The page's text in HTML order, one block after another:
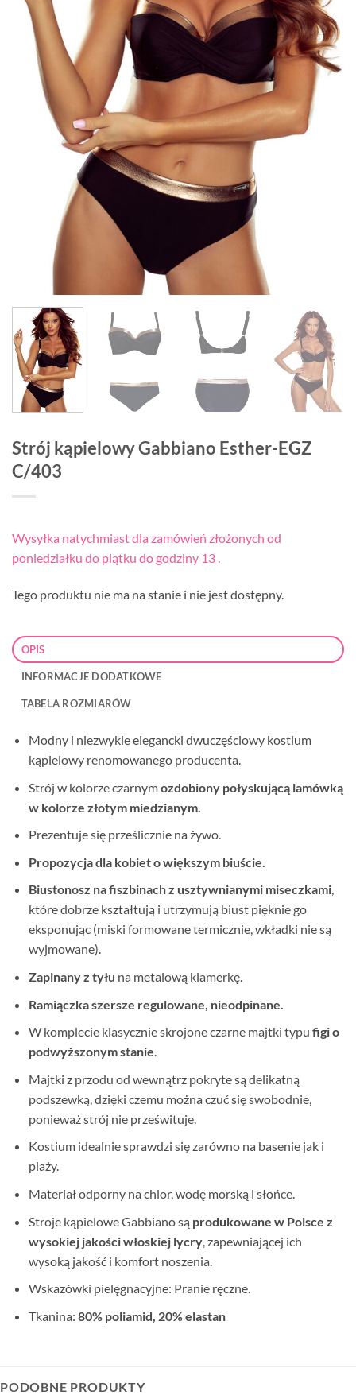
Strój kąpielowy Gabbiano Esther-EGZ
C/403
Wysyłka natychmiast dla zamówień złożonych od
poniedziałku do piątku do godziny 13 .
Tego produktu nie ma na stanie i nie jest dostępny.
OPIS
INFORMACJE DODATKOWE
TABELA ROZMIARÓW
Modny i niezwykle elegancki dwuczęściowy kostium
kąpielowy renomowanego producenta.
Strój w kolorze czarnymozdobiony połyskującą lamówką
w kolorze złotym miedzianym.
Prezentuje się prześlicznie na żywo.
Propozycja dla kobiet o większym biuście.
Biustonosz na fiszbinach z usztywnianymi miseczkami,
które dobrze kształtują i utrzymują biust pięknie go
eksponując (miski formowane termicznie, wkładki nie są
wyjmowane).
Zapinany z tyłu na metalową klamerkę.
Ramiączka szersze regulowane, nieodpinane.
W komplecie klasycznie skrojone czarne majtki typu figi o
podwyższonym stanie.
Majtki z przodu od wewnątrz pokryte są delikatną
podszewką, dzięki czemu można czuć się swobodnie,
ponieważ strój nie prześwituje.
Kostium idealnie sprawdzi się zarówno na basenie jak i
plaży.
Materiał odporny na chlor, wodę morską i słońce.
Stroje kąpielowe Gabbiano są produkowane w Polsce z
wysokiej jakości włoskiej lycry, zapewniającej ich
wysoką jakość i komfort noszenia.
Wskazówki pielęgnacyjne: Pranie ręczne.
Tkanina: 80% poliamid, 20% elastan
PODOBNE PRODUKTY